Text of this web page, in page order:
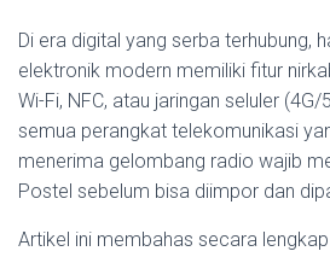
Di era digital yang serba terhubung,
elektronik modern memiliki fitur
Wi-Fi, NFC, atau jaringan seluler (4G/
semua perangkat telekomunikasi
menerima gelombang radio wajib
Postel sebelum bisa diimpor dan
Artikel ini membahas secara